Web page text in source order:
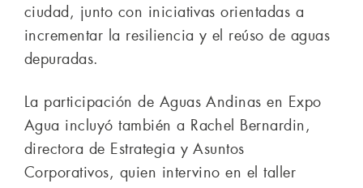
ciudad, junto con iniciativas orientadas a
incrementar la resiliencia y el reúso de aguas
depuradas.
La participación de Aguas Andinas en Expo
Agua incluyó también a Rachel Bernardin,
directora de Estrategia y Asuntos
Corporativos, quien intervino en el taller